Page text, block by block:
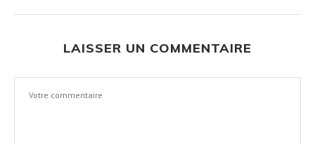
LAISSER UN COMMENTAIRE